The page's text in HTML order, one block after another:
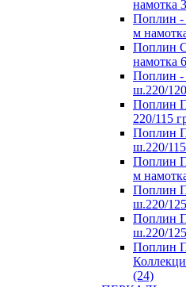
намотка
Поплин -
м
Поплин
намотка
Поплин -
ш.220/
Поплин
220/115
Поплин
ш.220/
Поплин
м
Поплин
ш.220/
Поплин
ш.220/
Поплин
(24)